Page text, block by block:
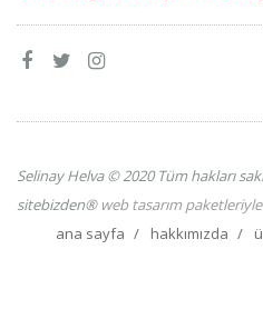
Selinay Helva © 2020 Tüm hakları
sitebizden®web tasarım paketleriyle
ana sayfa
hakkımızda